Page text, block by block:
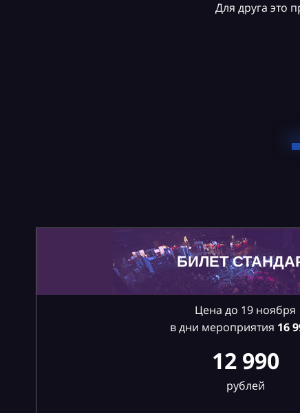
Для друга это
БИЛЕТ
Цена до 19 ноября
в дни мероприятия 16
12 990
рублей